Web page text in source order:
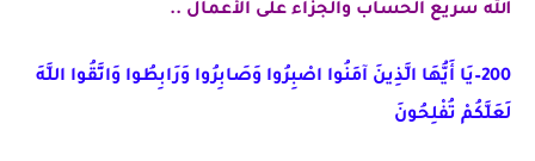
الله سريع الحساب والجزاء على الأعمال ..
200–يَا أَيُّهَا الَّذِينَ آمَنُوا اصْبِرُوا وَصَابِرُوا وَرَابِطُوا وَاتَّقُوا اللَّهَ
لَعَلَّكُمْ تُفْلِحُونَ